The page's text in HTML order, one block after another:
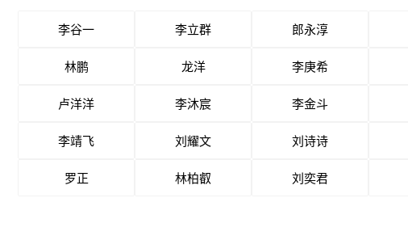
李谷一 李立群 郎永淳
林鹏 龙洋 李庚希
卢洋洋 李沐宸 李金斗
李靖飞 刘耀文 刘诗诗
罗正 林柏叡 刘奕君